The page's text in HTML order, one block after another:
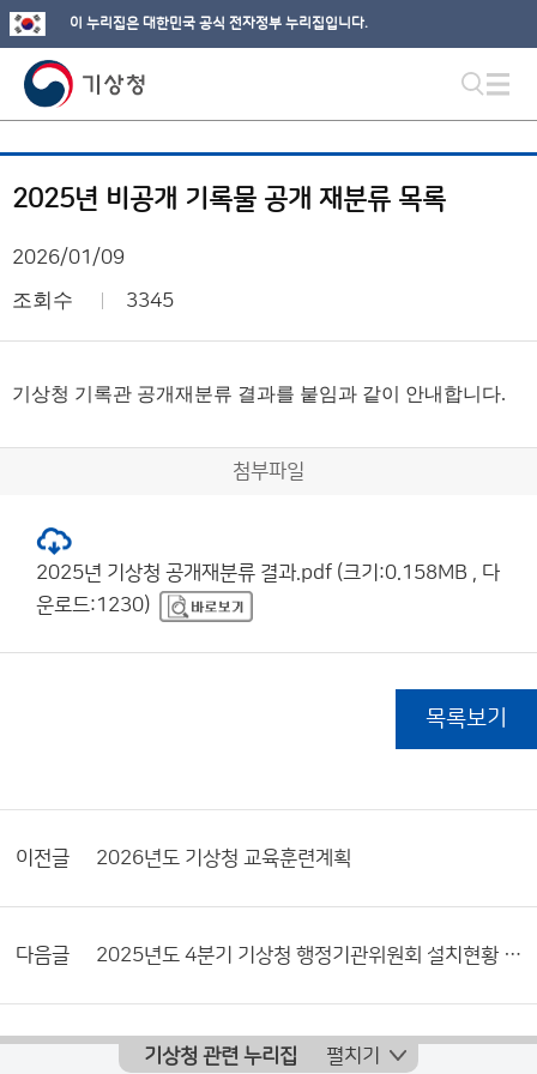
이 누리집은 대한민국 공식 전자정부 누리집입니다.
2025년 비공개 기록물 공개 재분류 목록
2026/01/09
조회수 3345
기상청 기록관 공개재분류 결과를 붙임과 같이 안내합니다.
첨부파일
2025년 기상청 공개재분류 결과.pdf (크기:0.158MB , 다
운로드:1230)
목록보기
이전글 2026년도 기상청 교육훈련계획
다음글 2025년도 4분기 기상청 행정기관위원회 설치현황 및 활동내역서
기상청 관련 누리집 펼치기